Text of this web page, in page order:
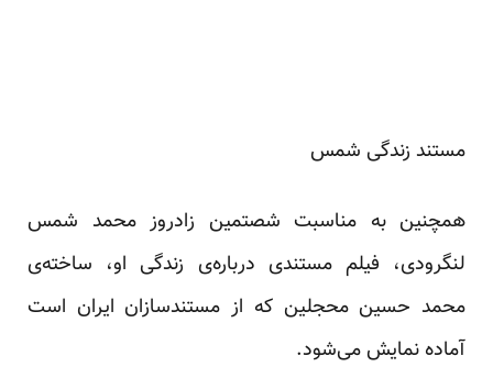
مستند زندگی شمس
همچنین به مناسبت شصتمین زادروز محمد شمس
لنگرودی، فیلم مستندی درباره‌ی زندگی او، ساخته‌ی
محمد حسین محجلین که از مستندسازان ایران است
آماده‌ نمایش می‌شود.